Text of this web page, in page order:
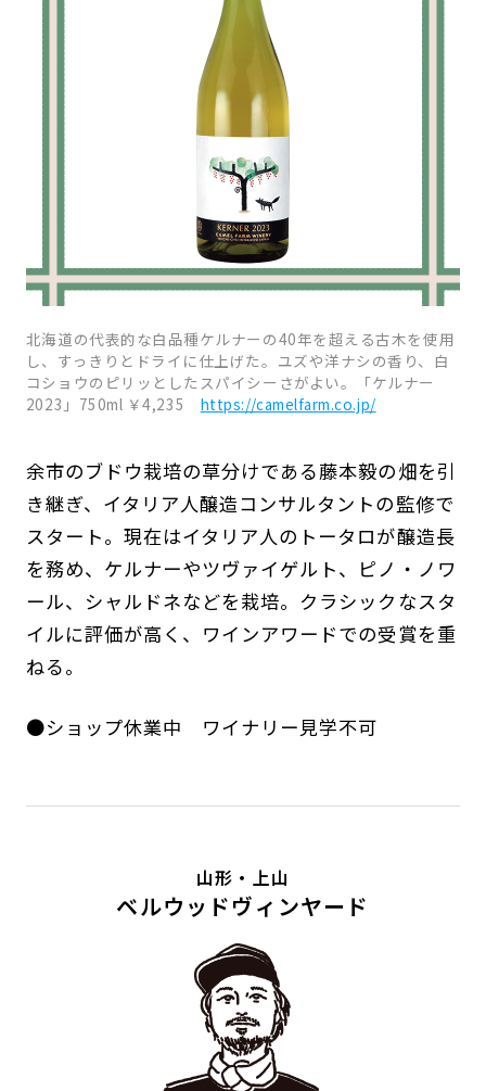
北海道の代表的な白品種ケルナーの40年を超える古木を使用
し、すっきりとドライに仕上げた。ユズや洋ナシの香り、白
コショウのピリッとしたスパイシーさがよい。「ケルナー
2023」750ml ￥4,235 https://camelfarm.co.jp/
余市のブドウ栽培の草分けである藤本毅の畑を引
き継ぎ、イタリア人醸造コンサルタントの監修で
スタート。現在はイタリア人のトータロが醸造長
を務め、ケルナーやツヴァイゲルト、ピノ・ノワ
ール、シャルドネなどを栽培。クラシックなスタ
イルに評価が高く、ワインアワードでの受賞を重
ねる。
●ショップ休業中 ワイナリー見学不可
山形・上山
ベルウッドヴィンヤード